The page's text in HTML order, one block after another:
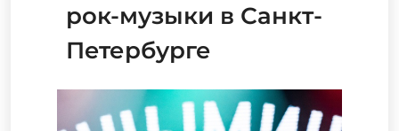
рок-музыки в Санкт-
Петербурге